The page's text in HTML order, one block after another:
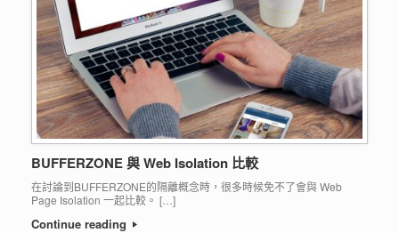
BUFFERZONE 與 Web Isolation 比較
在討論到BUFFERZONE的隔離概念時，很多時候免不了會與 Web
Page Isolation 一起比較。 […]
Continue reading